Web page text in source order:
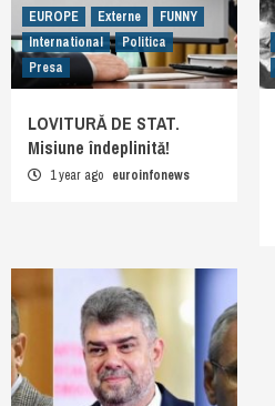
EUROPE Externe
FUNNY
International
Politica
Presa
LOVITURĂ DE STAT.
Misiune îndeplinită!
1 year ago euroinfonews